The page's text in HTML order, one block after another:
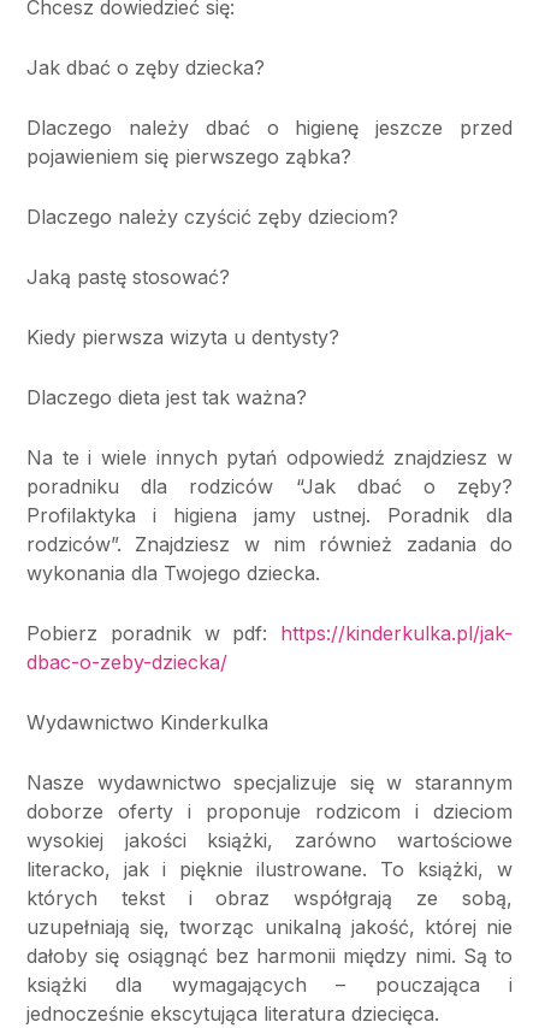
Chcesz dowiedzieć się:
Jak dbać o zęby dziecka?
Dlaczego należy dbać o higienę jeszcze przed
pojawieniem się pierwszego ząbka?
Dlaczego należy czyścić zęby dzieciom?
Jaką pastę stosować?
Kiedy pierwsza wizyta u dentysty?
Dlaczego dieta jest tak ważna?
Na te i wiele innych pytań odpowiedź znajdziesz w
poradniku dla rodziców “Jak dbać o zęby?
Profilaktyka i higiena jamy ustnej. Poradnik dla
rodziców”. Znajdziesz w nim również zadania do
wykonania dla Twojego dziecka.
Pobierz poradnik w pdf: https://kinderkulka.pl/jak-
dbac-o-zeby-dziecka/
Wydawnictwo Kinderkulka
Nasze wydawnictwo specjalizuje się w starannym
doborze oferty i proponuje rodzicom i dzieciom
wysokiej jakości książki, zarówno wartościowe
literacko, jak i pięknie ilustrowane. To książki, w
których tekst i obraz współgrają ze sobą,
uzupełniają się, tworząc unikalną jakość, której nie
dałoby się osiągnąć bez harmonii między nimi. Są to
książki dla wymagających – pouczająca i
jednocześnie ekscytująca literatura dziecięca.